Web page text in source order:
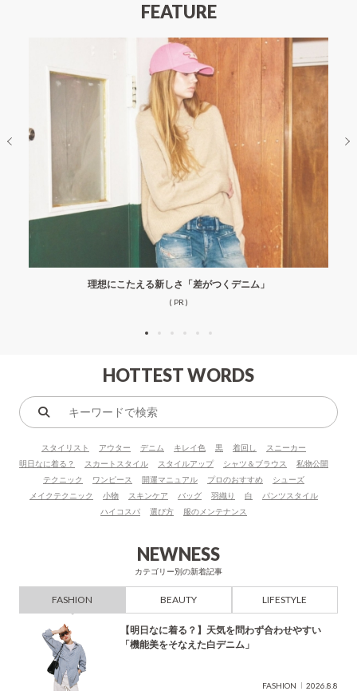
FEATURE
理想にこたえる新しさ「差がつくデニム」
( PR )
HOTTEST WORDS
キ
ワ
ー
ド
で
スタイリスト アウター デニム キレイ色 黒 着回し
スニーカー
明日なに着る？
スカートスタイル スタイルアップ シャツ＆ブラウス
私物公開
テクニック
ワンピース 開運マニュアル プロのおすすめ
シューズ
メイクテクニック
小物 スキンケア バッグ 羽織り 白
パンツスタイル
ハイコスパ
選び方 服のメンテナンス
NEWNESS
カテゴリー別の新着記事
FASHION BEAUTY LIFESTYLE
【明日なに着る？】天気を問わず合わせやすい
「機能美をそなえた白デニム」
FASHION 2026.8.8